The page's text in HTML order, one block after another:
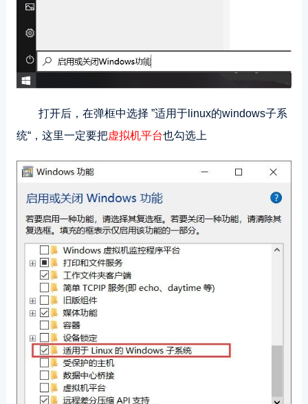
打开后，在弹框中选择 ”适用于linux的windows子系
统“，这里一定要把虚拟机平台也勾选上